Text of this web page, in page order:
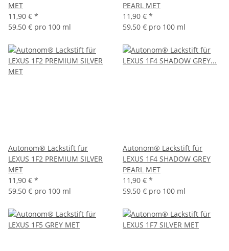
MET
11,90 € *
59,50 € pro 100 ml
PEARL MET
11,90 € *
59,50 € pro 100 ml
Autonom® Lackstift für
LEXUS 1F2 PREMIUM SILVER
MET
11,90 € *
59,50 € pro 100 ml
Autonom® Lackstift für
LEXUS 1F4 SHADOW GREY
PEARL MET
11,90 € *
59,50 € pro 100 ml